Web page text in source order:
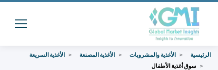
الرئيسية الأغذية والمشروبات الأغذية المصنعة
الأغذية السريعة
سوق أغذية الأطفال